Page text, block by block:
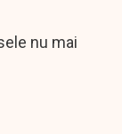
nu mai